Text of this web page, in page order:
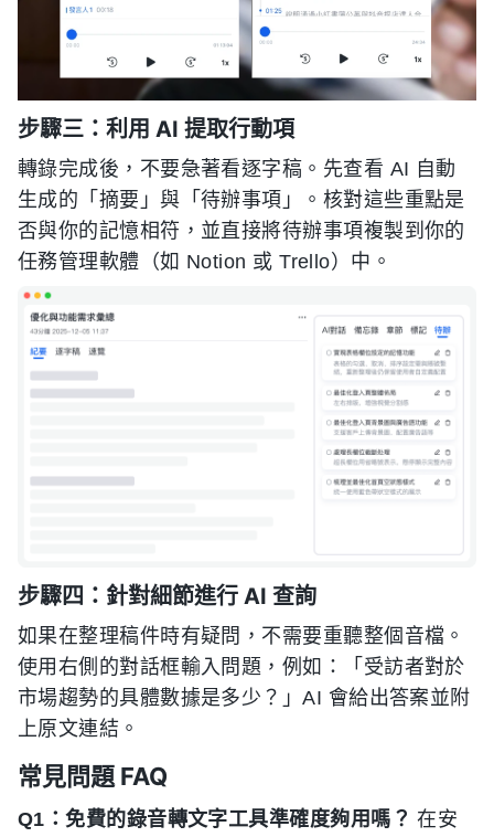
步驟三：利用 AI 提取行動項
轉錄完成後，不要急著看逐字稿。先查看 AI 自動
生成的「摘要」與「待辦事項」。核對這些重點是
否與你的記憶相符，並直接將待辦事項複製到你的
任務管理軟體（如 Notion 或 Trello）中。
步驟四：針對細節進行 AI 查詢
如果在整理稿件時有疑問，不需要重聽整個音檔。
使用右側的對話框輸入問題，例如：「受訪者對於
市場趨勢的具體數據是多少？」AI 會給出答案並附
上原文連結。
常見問題 FAQ
Q1：免費的錄音轉文字工具準確度夠用嗎？ 在安